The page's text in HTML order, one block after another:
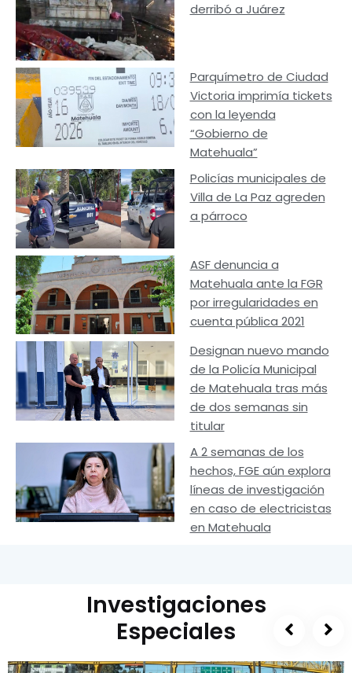
derribó a Juárez
Parquímetro de Ciudad
Victoria imprimía tickets
con la leyenda
“Gobierno de
Matehuala”
Policías municipales de
Villa de La Paz agreden
a párroco
ASF denuncia a
Matehuala ante la FGR
por irregularidades en
cuenta pública 2021
Designan nuevo mando
de la Policía Municipal
de Matehuala tras más
de dos semanas sin
titular
A 2 semanas de los
hechos, FGE aún explora
líneas de investigación
en caso de electricistas
en Matehuala
Investigaciones
Especiales